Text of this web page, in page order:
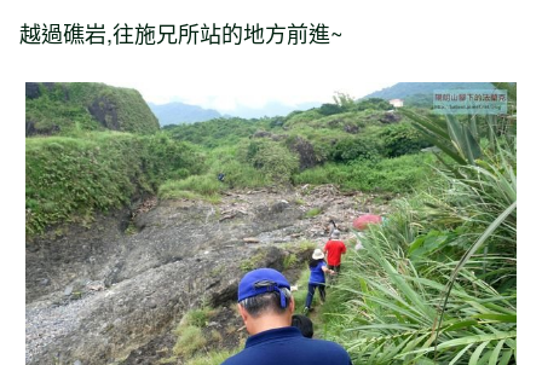
越過礁岩,往施兄所站的地方前進~